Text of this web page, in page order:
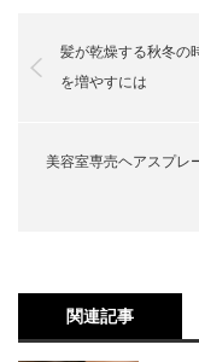
エヌドット
いエヌドットシリ
エヌドットのカラ
ーやハーブエキス、
髪が乾燥する秋冬の
を増やすには
美容室専売ヘアスプレ
関連記事